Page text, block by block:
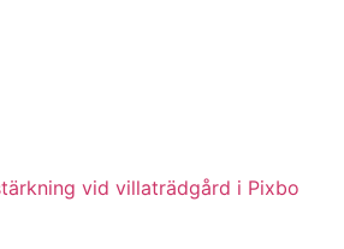
vid villaträdgård i Pixbo